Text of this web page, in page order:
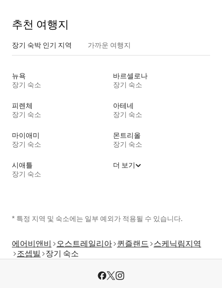
추천 여행지
장기 숙박 인기 지역 가까운 여행지
뉴욕
장기 숙소
바르셀로나
장기 숙소
피렌체
장기 숙소
아테네
장기 숙소
마이애미
장기 숙소
몬트리올
장기 숙소
시애틀
장기 숙소
더 보기
* 특정 지역 및 숙소에는 일부 예외가 적용될 수 있습니다.
에어비앤비 오스트레일리아 퀸즐랜드 스케닉림지역
조셉빌
장기 숙소